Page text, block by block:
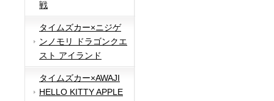
戦
タイムズカー×ニジゲ
ンノモリ ドラゴンクエ
スト アイランド
タイムズカー×AWAJI
HELLO KITTY APPLE